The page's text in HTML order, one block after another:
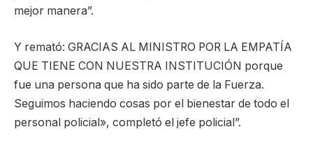
mejor manera”.
Y remató: GRACIAS AL MINISTRO POR LA EMPATÍA
QUE TIENE CON NUESTRA INSTITUCIÓN porque
fue una persona que ha sido parte de la Fuerza.
Seguimos haciendo cosas por el bienestar de todo el
personal policial», completó el jefe policial”.